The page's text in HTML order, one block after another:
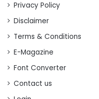
Privacy Policy
Disclaimer
Terms & Conditions
E-Magazine
Font Converter
Contact us